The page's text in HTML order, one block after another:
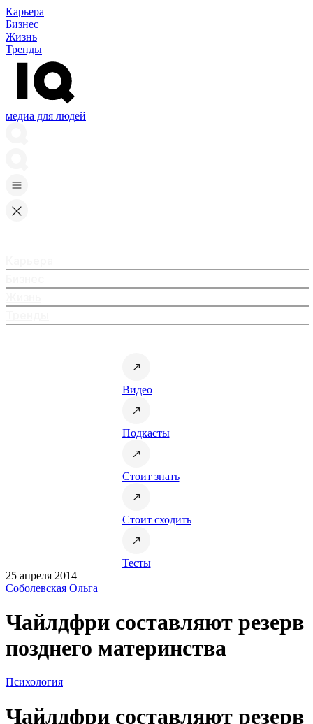
Карьера
Бизнес
Жизнь
Тренды
медиа для людей
Видео
Подкасты
Стоит знать
Стоит сходить
Тесты
25 апреля 2014
Соболевская Ольга
Чайлдфри составляют резерв
позднего материнства
Психология
Чайлдфри составляют резерв